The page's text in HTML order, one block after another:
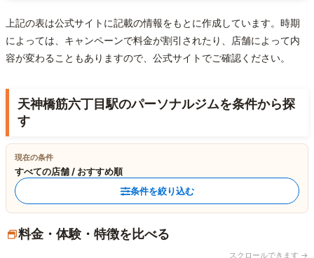
上記の表は公式サイトに記載の情報をもとに作成しています。時期
によっては、キャンペーンで料金が割引されたり、店舗によって内
容が変わることもありますので、公式サイトでご確認ください。
天神橋筋六丁目駅のパーソナルジムを条件から探
す
現在の条件
すべての店舗 / おすすめ順
条件を絞り込む
料金・体験・特徴を比べる
スクロールできます →